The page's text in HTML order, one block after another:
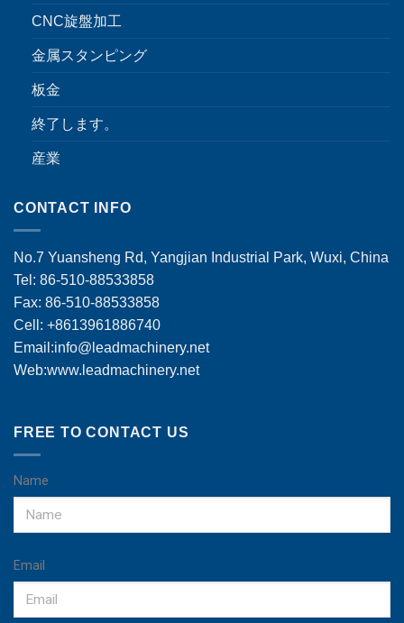
CNC旋盤加工
金属スタンピング
板金
終了します。
産業
CONTACT INFO
No.7 Yuansheng Rd, Yangjian Industrial Park, Wuxi, China
Tel: 86-510-88533858
Fax: 86-510-88533858
Cell: +8613961886740
Email:info@leadmachinery.net
Web:www.leadmachinery.net
FREE TO CONTACT US
Name
Email